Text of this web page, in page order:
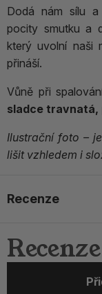
Dodá nám sílu a
pocity smutku a
který uvolní naši
přináší.
Vůně při
sladce travnatá,
Ilustrační foto –
lišit vzhledem i
Recenze
Recenze